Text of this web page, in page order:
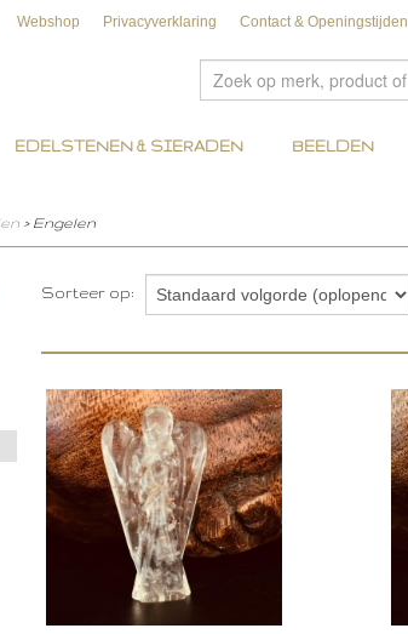
Webshop Privacyverklaring Contact & Openingstijden
EDELSTENEN & SIERADEN BEELDEN
> Engelen
Sorteer op: